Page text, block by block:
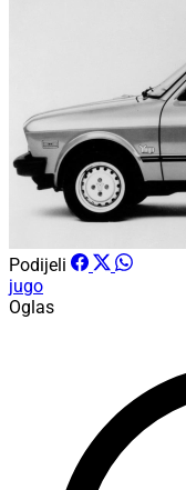
Podijeli
jugo
Oglas